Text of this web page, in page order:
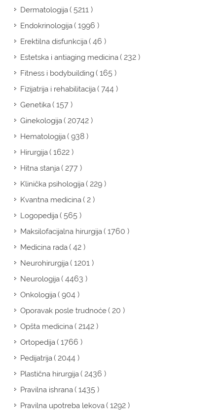
Dermatologija( 5211 )
Endokrinologija( 1996 )
Erektilna disfunkcija( 46 )
Estetska i antiaging medicina( 232 )
Fitness i bodybuilding( 165 )
Fizijatrija i rehabilitacija( 744 )
Genetika( 157 )
Ginekologija( 20742 )
Hematologija( 938 )
Hirurgija( 1622 )
Hitna stanja( 277 )
Klinička psihologija( 229 )
Kvantna medicina( 2 )
Logopedija( 565 )
Maksilofacijalna hirurgija( 1760 )
Medicina rada( 42 )
Neurohirurgija( 1201 )
Neurologija( 4463 )
Onkologija( 904 )
Oporavak posle trudnoće( 20 )
Opšta medicina( 2142 )
Ortopedija( 1766 )
Pedijatrija( 2044 )
Plastična hirurgija( 2436 )
Pravilna ishrana( 1435 )
Pravilna upotreba lekova( 1292 )